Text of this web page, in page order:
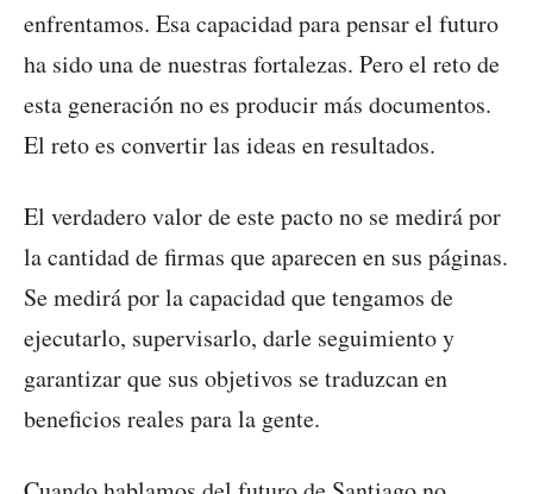
enfrentamos. Esa capacidad para pensar el futuro
ha sido una de nuestras fortalezas. Pero el reto de
esta generación no es producir más documentos.
El reto es convertir las ideas en resultados.
El verdadero valor de este pacto no se medirá por
la cantidad de firmas que aparecen en sus páginas.
Se medirá por la capacidad que tengamos de
ejecutarlo, supervisarlo, darle seguimiento y
garantizar que sus objetivos se traduzcan en
beneficios reales para la gente.